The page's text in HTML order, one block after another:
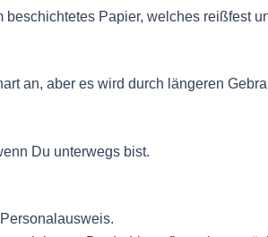
Papier, welches reißfest
an, aber es wird durch längeren
Du unterwegs bist.